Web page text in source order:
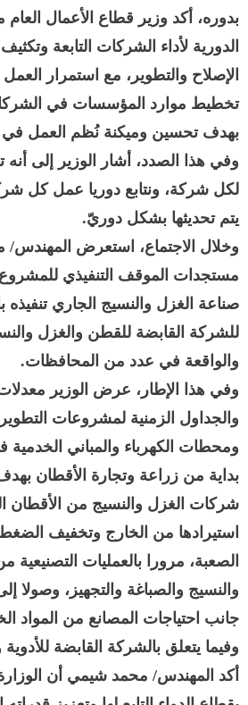
بدوره، أكد وزير قطاع الأعمال العام
الدورية لأداء الشركات التابعة
الإصلاح والتطوير، مع استمرار
تخطيط موارد المؤسسات في الشركات
بهدف تحسين وميكنة نُظم العمل
وفي هذا الصدد، أشار الوزير إلى
لكل شركة، ونتابع دوريا عمل كل
يتم تحديثها بشكل دوريّ.
وخلال الاجتماع، استعرض
مستجدات الموقف التنفيذي للمشروع
صناعة الغزل والنسيج الجاري تنفيذه
للشركة القابضة للقطن والغزل
والواقعة في عدد من المحافظات.
وفي هذا الإطار، عرض الوزير معدلات
والجداول الزمنية لمشروعات التطوير
ومحطات الكهرباء والمباني
بداية من زراعة وتجارة الأقطان
شركات الغزل والنسيج من الأقطان
استيرادها من الخارج وتخفيف
الصعبة، مرورا بالعمليات التصنيعية
والنسيج والصباغة والتجهيز، وصولا
جانب احتياجات المصانع من المواد
وفيما يتعلق بالشركة القابضة
أكد المهندس/ محمد شيمي أن الوزارة